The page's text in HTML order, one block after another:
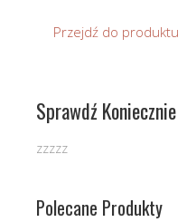
Przejdź do produktu
Sprawdź Koniecznie
zzzzz
Polecane Produkty